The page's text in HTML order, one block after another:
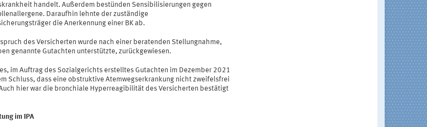
handelt. Außerdem bestünden Sensibilisierungen gegen
Daraufhin lehnte der zuständige
die Anerkennung einer BK ab.
des Versicherten wurde nach einer beratenden Stellungnahme,
genannte Gutachten unterstützte, zurückgewiesen.
im Auftrag des Sozialgerichts erstelltes Gutachten im Dezember 2021
Schluss, dass eine obstruktive Atemwegserkrankung nicht zweifelsfrei
hier war die bronchiale Hyperreagibilität des Versicherten bestätigt
im IPA